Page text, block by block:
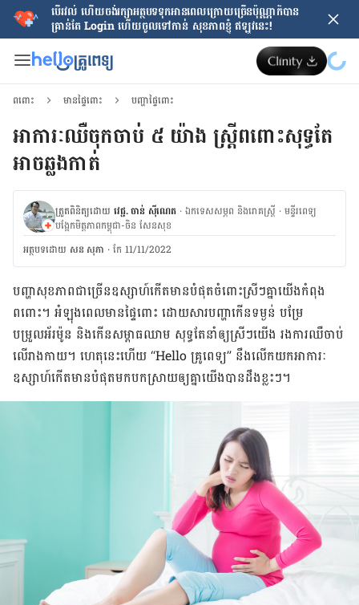
បើរវល់ ហើយចង់​រក្សាអត្ថបទទុកអានពេលក្រោយ​ច្រើនប៉ុណ្ណាក៏បាន
គ្រាន់តែ​ Login ហើយចូលទៅកាន់ សុខភាពខ្ញុំ ឥឡូវនេះ!
ពពោះ មានផ្ទៃពោះ បញ្ហាផ្ទៃពោះ
អាការៈឈឺចុកចាប់ ៥ យ៉ាង ស្ត្រីពពោះសុទ្ធតែ
អាចឆ្លងកាត់
ត្រួតពិនិត្យដោយ វេជ្ជ. ចាន់ ស៊ីណេត ·ឯកទេសសម្ភព និងរោគស្ត្រី ·ម​ន្ទីរពេទ្យ
បង្អែកមិត្តភាពកម្ពុជា-ចិន សែនសុខ
អត្ថបទ​ដោយ សន សុភា ·កែ 11/11/2022
បញ្ហាសុខភាពជាច្រើន​ឧស្សាហ៍កើតមានបំផុត​ចំពោះស្រីៗគ្នាយើងកំពុង
ពពោះ។ អំឡុងពេលមានផ្ទៃពោះ ដោយសារបញ្ហា​កើនទម្ងន់ បម្រែ
បម្រួលអ័រម៉ូន និងកើនសម្ពាធឈាម សុទ្ធតែនាំឲ្យស្រីៗ​យើង រងការឈឺចាប់
លើរាងកាយ។ ហេតុនេះហើយ “Hello គ្រូពេទ្យ” នឹងលើកយកអាការៈ
ឧស្សាហ៍កើតមានបំផុត​មកបកស្រាយឲ្យគ្នាយើងបានដឹងខ្លះៗ។